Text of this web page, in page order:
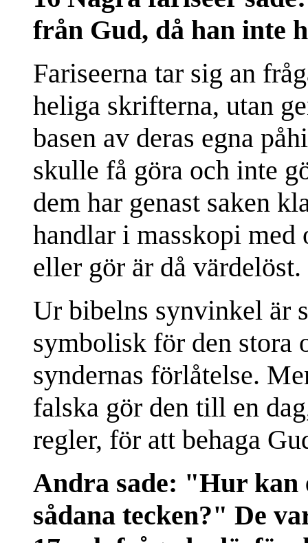
från Gud, då han inte
Fariseerna tar sig an
heliga skrifterna, utan
basen av deras egna
skulle få göra och inte
dem har genast saken
handlar i masskopi med
eller gör är då värdelöst.
Ur bibelns synvinkel är
symbolisk för den stora
syndernas förlåtelse.
falska gör den till en
regler, för att behaga
Andra sade: "Hur kan
sådana tecken?" De